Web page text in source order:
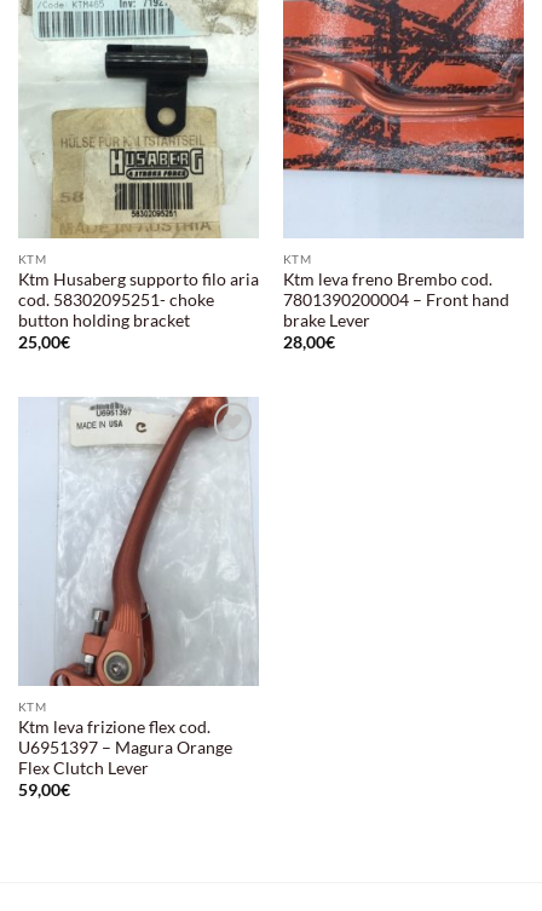
Aggiungi
alla lista
dei
desideri
KTM
Ktm Husaberg supporto filo aria
cod. 58302095251- choke
button holding bracket
25,00€
Aggiungi
alla lista
dei
desideri
KTM
Ktm leva freno Brembo cod.
7801390200004 – Front hand
brake Lever
28,00€
KTM
Ktm leva frizione flex cod.
U6951397 – Magura Orange
Flex Clutch Lever
59,00€